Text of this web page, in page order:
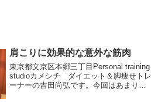
肩こりに効果的な意外な筋肉
東京都文京区本郷三丁目Personal training
studioカメシチ ダイエット＆脚痩せトレ
ーナーの吉田尚弘です。今回はあまり取